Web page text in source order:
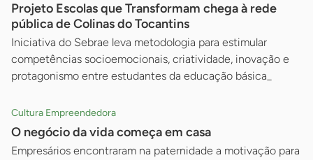
Projeto Escolas que Transformam chega à rede
pública de Colinas do Tocantins
Iniciativa do Sebrae leva metodologia para estimular
competências socioemocionais, criatividade, inovação e
protagonismo entre estudantes da educação básica_
Cultura Empreendedora
O negócio da vida começa em casa
Empresários encontraram na paternidade a motivação para